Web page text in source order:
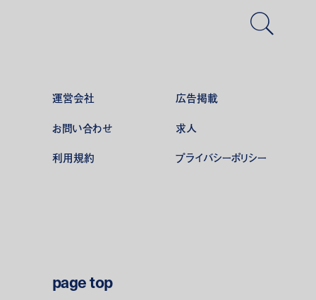
運営会社
広告掲載
お問い合わせ
求人
利用規約 プライバシーポリシー
page top